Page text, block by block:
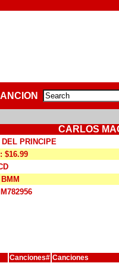
CARLOS
PRINCIPE
$16.99
Canciones# Canciones